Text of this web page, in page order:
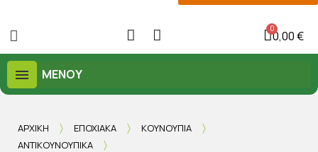
0,00 €
ΜΕΝΟΎ
ΑΡΧΙΚΉ ΕΠΟΧΙΑΚΆ
ΚΟΥΝΟΎΠΙΑ
ΑΝΤΙΚΟΥΝΟΥΠΙΚΆ